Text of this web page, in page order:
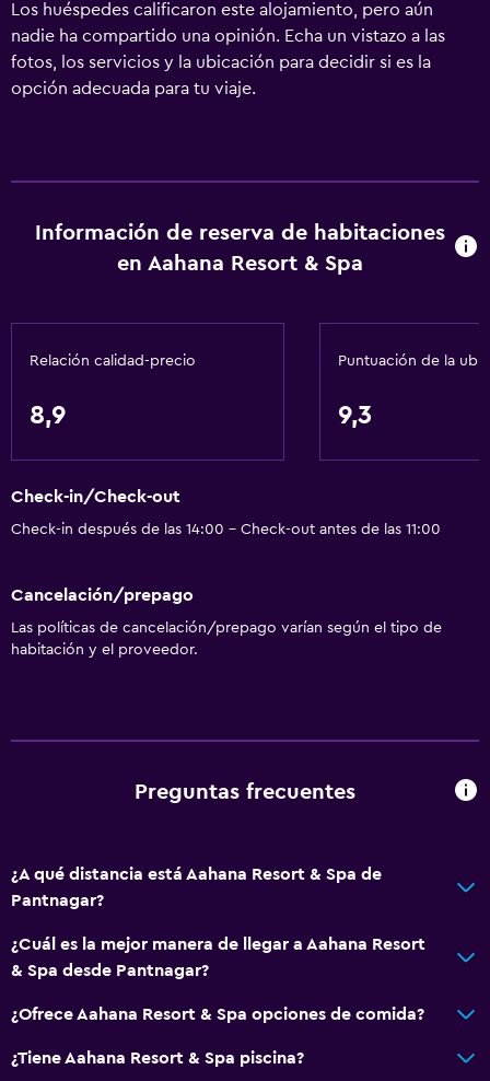
Los huéspedes calificaron este alojamiento, pero aún
nadie ha compartido una opinión. Echa un vistazo a las
fotos, los servicios y la ubicación para decidir si es la
opción adecuada para tu viaje.
Información de reserva de habitaciones
en Aahana Resort & Spa
Relación calidad-precio
8,9
Puntuación de la
9,3
Check-in/Check-out
Check-in después de las 14:00 - Check-out antes de las 11:00
Cancelación/prepago
Las políticas de cancelación/prepago varían según el tipo de
habitación y el proveedor.
Preguntas frecuentes
¿A qué distancia está Aahana Resort & Spa de
Pantnagar?
¿Cuál es la mejor manera de llegar a Aahana Resort
& Spa desde Pantnagar?
¿Ofrece Aahana Resort & Spa opciones de comida?
¿Tiene Aahana Resort & Spa piscina?